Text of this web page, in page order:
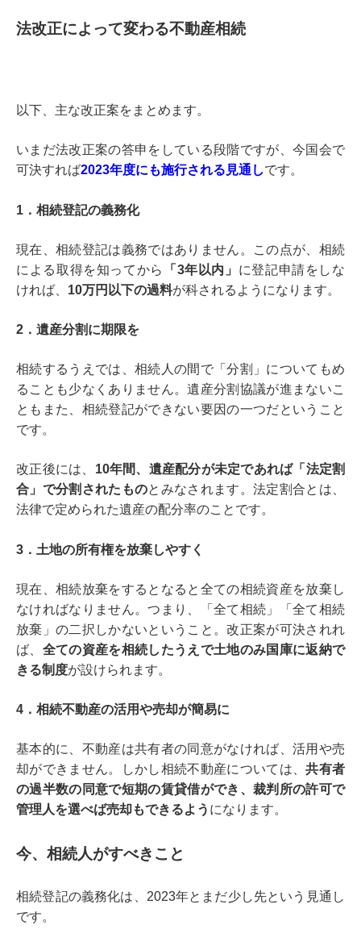
法改正によって変わる不動産相続
以下、主な改正案をまとめます。
いまだ法改正案の答申をしている段階ですが、今国会で
可決すれば2023年度にも施行される見通しです。
1．相続登記の義務化
現在、相続登記は義務ではありません。この点が、相続
による取得を知ってから
「3年以内」 に登記申請をしな
ければ、 10万円以下の過料が科されるようになります。
2．遺産分割に期限を
相続するうえでは、相続人の間で「分割」についてもめ
ることも少なくありません。遺産分割協議が進まないこ
ともまた、相続登記ができない要因の一つだということ
です。
改正後には、 10年間、遺産配分が未定であれば「法定割
合」で分割されたものとみなされます。法定割合とは、
法律で定められた遺産の配分率のことです。
3．土地の所有権を放棄しやすく
現在、相続放棄をするとなると全ての相続資産を放棄し
なければなりません。つまり、「全て相続」「全て相続
放棄」の二択しかないということ。改正案が可決されれ
ば、 全ての資産を相続したうえで土地のみ国庫に返納で
きる制度が設けられます。
4．相続不動産の活用や売却が簡易に
基本的に、不動産は共有者の同意がなければ、活用や売
却ができません。しかし相続不動産については、共有者
の過半数の同意で短期の賃貸借ができ、裁判所の許可で
管理人を選べば売却もできるよう になります。
今、相続人がすべきこと
相続登記の義務化は、2023年とまだ少し先という見通し
です。